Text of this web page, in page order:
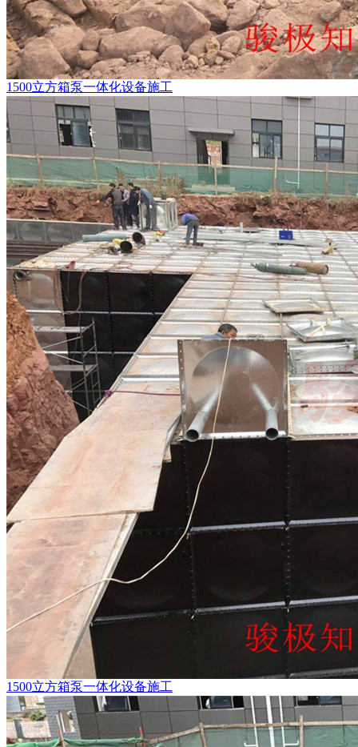
1500立方箱泵一体化设备施工
1500立方箱泵一体化设备施工